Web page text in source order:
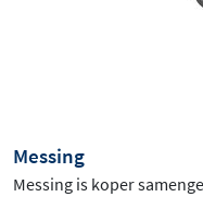
Messing
Messing is koper